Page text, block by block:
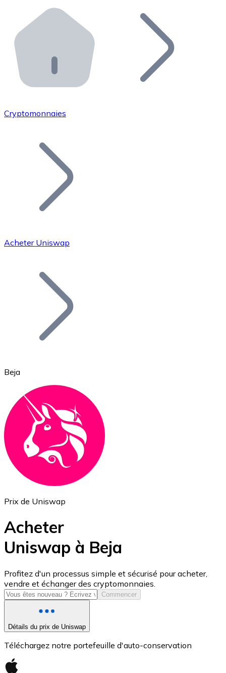
Distributeurs automatiques Bitnovo
Intégrez un ATM Bitnovo dans votre entreprise et
API Bitnovo
Intégrez notre API dans votre écosystème.
Rejoignez notre réseau de distributeurs et
Ajoutez le token de votre projet à notre service
Bitcoin
Ethereum
ETH
USD Coin
USDC
Cryptomonnaies
Acheter Uniswap
Beja
Prix de Uniswap
Acheter
Uniswap à Beja
Profitez d'un processus simple et sécurisé pour acheter,
vendre et échanger des cryptomonnaies.
Commencer
Détails du prix de Uniswap
Téléchargez notre portefeuille d'auto-conservation